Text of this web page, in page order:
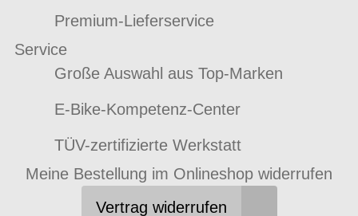
Premium-Lieferservice
Service
Große Auswahl aus Top-Marken
E-Bike-Kompetenz-Center
TÜV-zertifizierte Werkstatt
Meine Bestellung im Onlineshop widerrufen
Vertrag widerrufen